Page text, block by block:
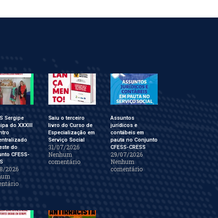
Sergipe
do XXXIII
do
CFESS-
2026
Saiu o terceiro
livro do Curso de
Especialização em
Serviço Social
31/07/2026
Nenhum
comentário
Assuntos
jurídicos e
contábeis em
pauta no Conjunto
CFESS-CRESS
29/07/2026
Nenhum
comentário